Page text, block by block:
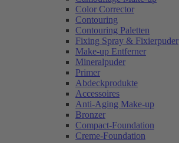
Color Corrector
Contouring
Contouring Paletten
Fixing Spray & Fixierpuder
Make-up Entferner
Mineralpuder
Primer
Abdeckprodukte
Accessoires
Anti-Aging Make-up
Bronzer
Compact-Foundation
Creme-Foundation